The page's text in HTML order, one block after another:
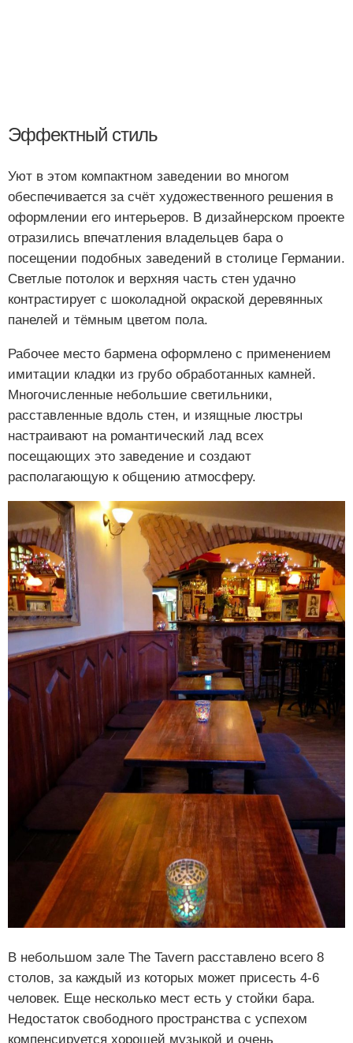
Эффектный стиль
Уют в этом компактном заведении во многом
обеспечивается за счёт художественного решения в
оформлении его интерьеров. В дизайнерском проекте
отразились впечатления владельцев бара о
посещении подобных заведений в столице Германии.
Светлые потолок и верхняя часть стен удачно
контрастирует с шоколадной окраской деревянных
панелей и тёмным цветом пола.
Рабочее место бармена оформлено с применением
имитации кладки из грубо обработанных камней.
Многочисленные небольшие светильники,
расставленные вдоль стен, и изящные люстры
настраивают на романтический лад всех
посещающих это заведение и создают
располагающую к общению атмосферу.
В небольшом зале The Tavern расставлено всего 8
столов, за каждый из которых может присесть 4-6
человек. Еще несколько мест есть у стойки бара.
Недостаток свободного пространства с успехом
компенсируется хорошей музыкой и очень